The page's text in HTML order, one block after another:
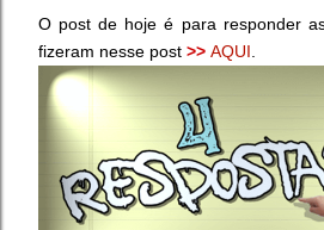
O post de hoje é para responder
fizeram nesse post >> AQUI